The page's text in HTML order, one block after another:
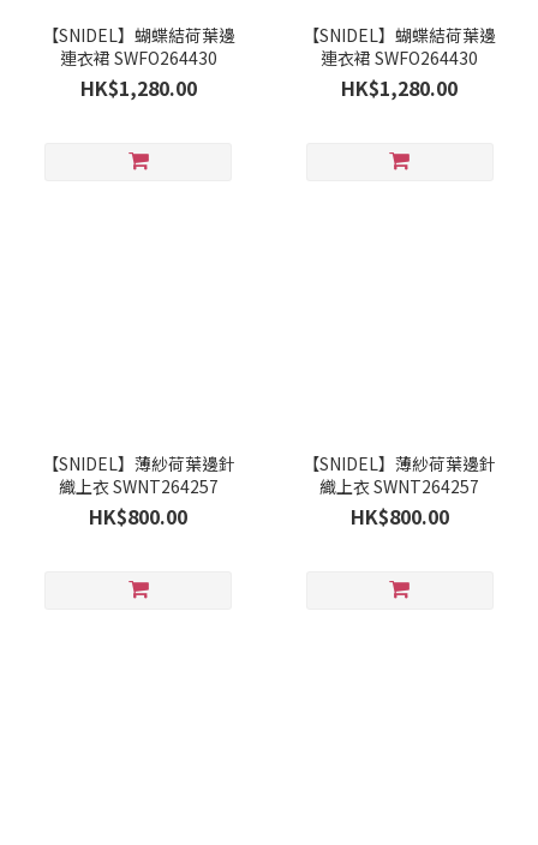
【SNIDEL】蝴蝶結荷葉邊
連衣裙 SWFO264430
HK$1,280.00
【SNIDEL】蝴蝶結荷葉邊
連衣裙 SWFO264430
HK$1,280.00
【SNIDEL】薄紗荷葉邊針
織上衣 SWNT264257
HK$800.00
【SNIDEL】薄紗荷葉邊針
織上衣 SWNT264257
HK$800.00